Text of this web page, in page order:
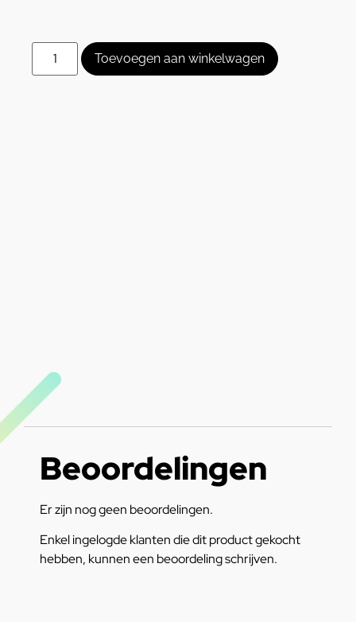
Toevoegen aan winkelwagen
Beoordelingen
Er zijn nog geen beoordelingen.
Enkel ingelogde klanten die dit product gekocht
hebben, kunnen een beoordeling schrijven.